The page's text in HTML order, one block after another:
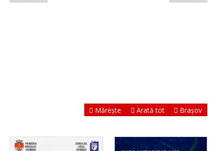
Mărește Arată tot Brașov